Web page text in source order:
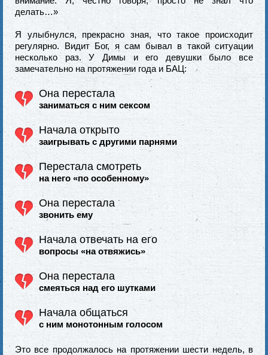
делать…»
Я улыбнулся, прекрасно зная, что такое происходит
регулярно. Видит Бог, я сам бывал в такой ситуации
несколько раз. У Димы и его девушки было все
замечательно на протяжении года и БАЦ:
Она перестала
заниматься с ним сексом
Начала открыто
заигрывать с другими парнями
Перестала смотреть
на него «по особенному»
Она перестала
звонить ему
Начала отвечать на его
вопросы «на отвяжись»
Она перестала
смеяться над его шутками
Начала общаться
с ним монотонным голосом
Это все продолжалось на протяжении шести недель, в